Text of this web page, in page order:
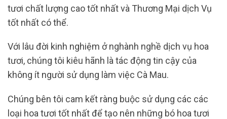
tươi chất lượng cao tốt nhất và Thương Mại dịch Vụ
tốt nhất có thể.
Với lâu đời kinh nghiệm ở nghành nghề dịch vụ hoa
tươi, chúng tôi kiêu hãnh là tác động tin cậy của
không ít người sử dụng làm việc Cà Mau.
Chúng bên tôi cam kết ràng buộc sử dụng các các
loại hoa tươi tốt nhất để tạo nên những bó hoa tươi